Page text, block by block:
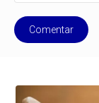
Comentar